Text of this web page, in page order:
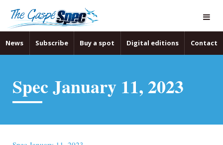
News Subscribe Buy a spot Digital editions Contact
Spec January 11, 2023